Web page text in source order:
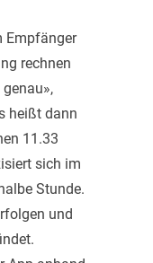
Empfänger
rechnen
heißt dann
11.33
sich im
Stunde.
und